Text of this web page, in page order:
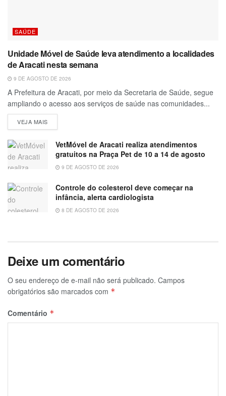
SAÚDE
Unidade Móvel de Saúde leva atendimento a localidades
de Aracati nesta semana
9 DE AGOSTO DE 2026
A Prefeitura de Aracati, por meio da Secretaria de Saúde, segue
ampliando o acesso aos serviços de saúde nas comunidades...
VEJA MAIS
VetMóvel de Aracati realiza atendimentos
gratuitos na Praça Pet de 10 a 14 de agosto
9 DE AGOSTO DE 2026
Controle do colesterol deve começar na
infância, alerta cardiologista
8 DE AGOSTO DE 2026
Deixe um comentário
O seu endereço de e-mail não será publicado. Campos
obrigatórios são marcados com *
Comentário *